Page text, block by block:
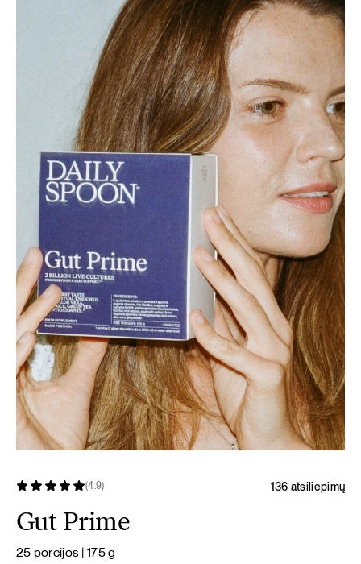
(4.9) 136 atsiliepimų
Gut Prime
25 porcijos | 175 g